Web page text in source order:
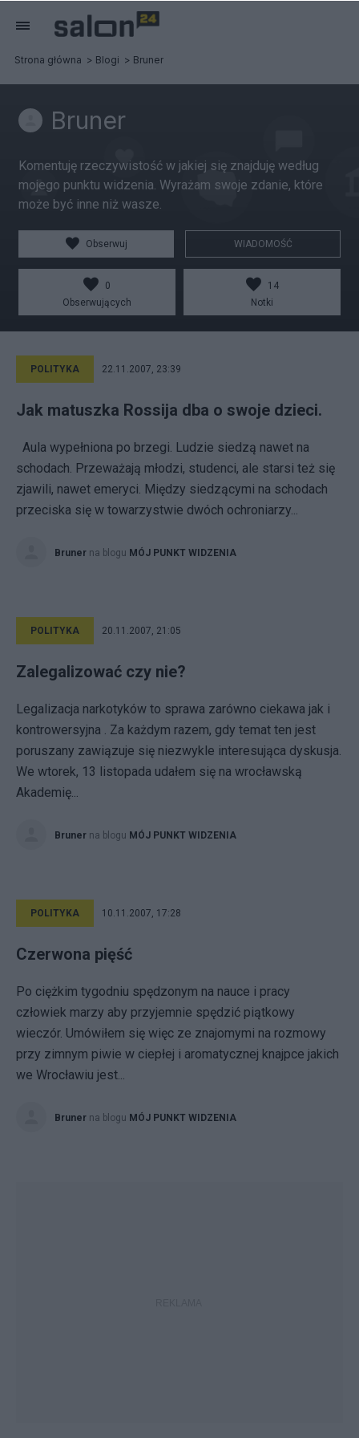
Strona główna Blogi Bruner
Bruner
Komentuję rzeczywistość w jakiej się znajduję według
mojego punktu widzenia. Wyrażam swoje zdanie, które
może być inne niż wasze.
Obserwuj WIADOMOŚĆ
0
Obserwujących
14
Notki
POLITYKA 22.11.2007, 23:39
Jak matuszka Rossija dba o swoje dzieci.
Aula wypełniona po brzegi. Ludzie siedzą nawet na
schodach. Przeważają młodzi, studenci, ale starsi też się
zjawili, nawet emeryci. Między siedzącymi na schodach
przeciska się w towarzystwie dwóch ochroniarzy...
Bruner na blogu MÓJ PUNKT WIDZENIA
POLITYKA 20.11.2007, 21:05
Zalegalizować czy nie?
Legalizacja narkotyków to sprawa zarówno ciekawa jak i
kontrowersyjna . Za każdym razem, gdy temat ten jest
poruszany zawiązuje się niezwykle interesująca dyskusja.
We wtorek, 13 listopada udałem się na wrocławską
Akademię...
Bruner na blogu MÓJ PUNKT WIDZENIA
POLITYKA 10.11.2007, 17:28
Czerwona pięść
Po ciężkim tygodniu spędzonym na nauce i pracy
człowiek marzy aby przyjemnie spędzić piątkowy
wieczór. Umówiłem się więc ze znajomymi na rozmowy
przy zimnym piwie w ciepłej i aromatycznej knajpce jakich
we Wrocławiu jest...
Bruner na blogu MÓJ PUNKT WIDZENIA